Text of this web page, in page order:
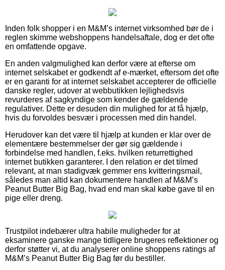
Inden folk shopper i en M&M’s internet virksomhed bør de i
reglen skimme webshoppens handelsaftale, dog er det ofte
en omfattende opgave.
En anden valgmulighed kan derfor være at efterse om
internet selskabet er godkendt af e-mærket, eftersom det ofte
er en garanti for at internet selskabet accepterer de officielle
danske regler, udover at webbutikken lejlighedsvis
revurderes af sagkyndige som kender de gældende
regulativer. Dette er desuden din mulighed for at få hjælp,
hvis du forvoldes besvær i processen med din handel.
Herudover kan det være til hjælp at kunden er klar over de
elementære bestemmelser der gør sig gældende i
forbindelse med handlen, f.eks. hvilken returrettighed
internet butikken garanterer. I den relation er det tilmed
relevant, at man stadigvæk gemmer ens kvitteringsmail,
således man altid kan dokumentere handlen af M&M’s
Peanut Butter Big Bag, hvad end man skal købe gave til en
pige eller dreng.
Trustpilot indebærer ultra habile muligheder for at
eksaminere ganske mange tidligere brugeres reflektioner og
derfor støtter vi, at du analyserer online shoppens ratings af
M&M’s Peanut Butter Big Bag før du bestiller.